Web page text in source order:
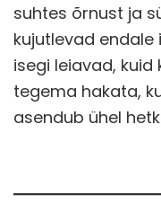
suhtes õrnust ja
kujutlevad
isegi leiavad,
tegema hakata,
asendub ühel